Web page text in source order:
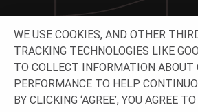
WE USE COOKIES, AND OTHER
TRACKING TECHNOLOGIES LIKE
TO COLLECT INFORMATION ABOUT
PERFORMANCE TO HELP
BY CLICKING ‘AGREE’, YOU AGREE